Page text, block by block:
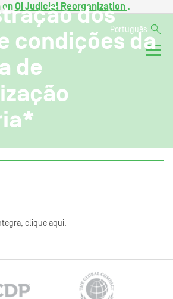
onOi Judicial Reorganization .
Português
dos
condições da
de
clique aqui.